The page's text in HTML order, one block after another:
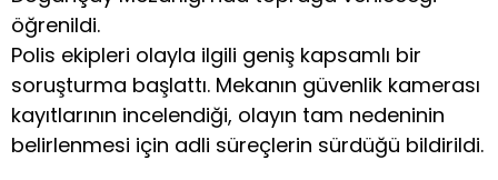
öğrenildi.
Polis ekipleri olayla ilgili geniş kapsamlı bir
soruşturma başlattı. Mekanın güvenlik kamerası
kayıtlarının incelendiği, olayın tam nedeninin
belirlenmesi için adli süreçlerin sürdüğü bildirildi.